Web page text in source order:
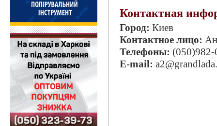
Контактная
Город: Киев
Контактное лицо:
Телефоны:
E-mail: